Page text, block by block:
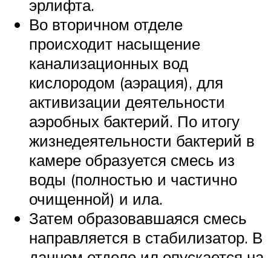
эрлифта.
Во вторичном отделе
происходит насыщение
канализационных вод
кислородом (аэрация), для
активизации деятельности
аэробных бактерий. По итогу
жизнедеятельности бактерий в
камере образуется смесь из
воды (полностью и частично
очищенной) и ила.
Затем образовавшаяся смесь
направляется в стабилизатор. В